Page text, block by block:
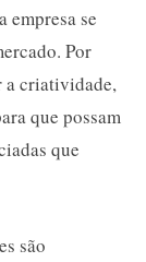
empresa se
Por
a criatividade,
que possam
que
são